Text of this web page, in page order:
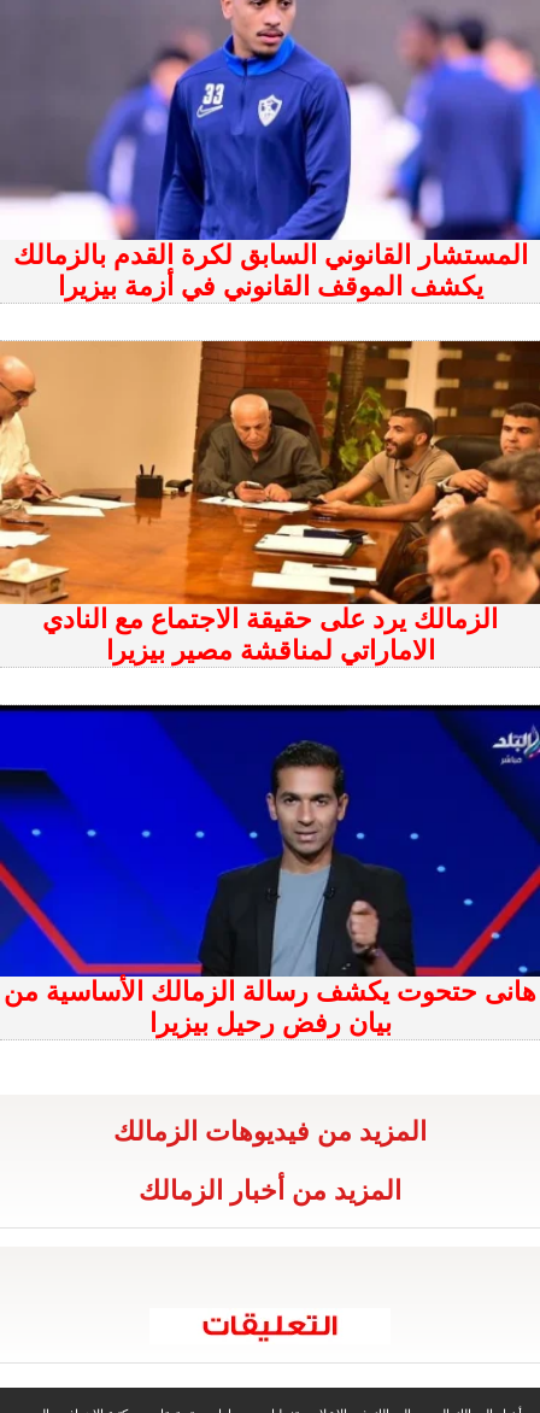
المستشار القانوني السابق لكرة القدم بالزمالك
يكشف الموقف القانوني في أزمة بيزيرا
الزمالك يرد على حقيقة الاجتماع مع النادي
الاماراتي لمناقشة مصير بيزيرا
هانى حتحوت يكشف رسالة الزمالك الأساسية من
بيان رفض رحيل بيزيرا
المزيد من فيديوهات الزمالك
المزيد من أخبار الزمالك